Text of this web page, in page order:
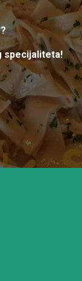
specijaliteta!